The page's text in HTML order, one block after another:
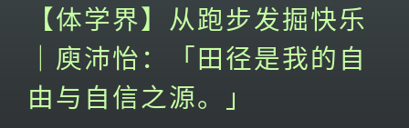
【体学界】从跑步发掘快乐
｜庾沛怡：「田径是我的自
由与自信之源。」